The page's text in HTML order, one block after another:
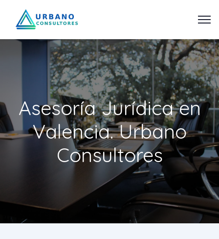
Asesoría Jurídica en
Valencia. Urbano
Consultores